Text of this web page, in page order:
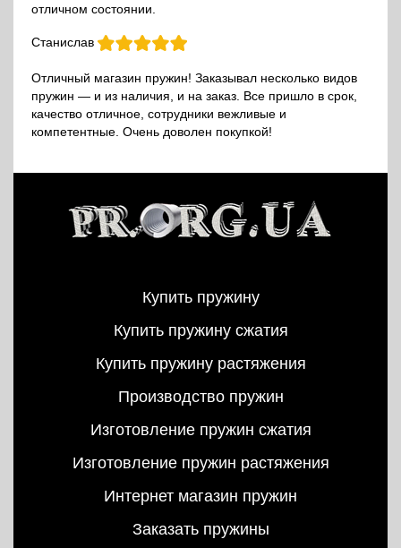
отличном состоянии.
Станислав
Отличный магазин пружин! Заказывал несколько видов
пружин — и из наличия, и на заказ. Все пришло в срок,
качество отличное, сотрудники вежливые и
компетентные. Очень доволен покупкой!
Купить пружину
Купить пружину сжатия
Купить пружину растяжения
Производство пружин
Изготовление пружин сжатия
Изготовление пружин растяжения
Интернет магазин пружин
Заказать пружины